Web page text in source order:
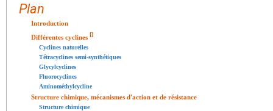
Plan
Introduction
Différentes cyclines []
Cyclines naturelles
Tétracyclines semi-synthétiques
Glycylcyclines
Fluorocyclines
Aminométhylcycline
Structure chimique, mécanismes d'action et de résistance
Structure chimique